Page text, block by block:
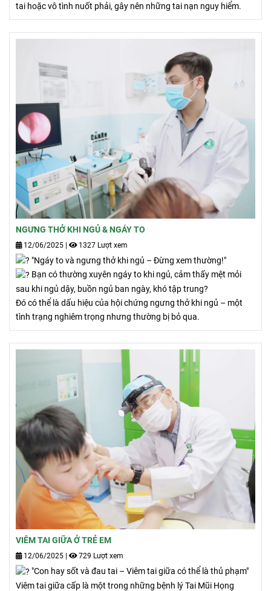
tai hoặc vô tình nuốt phải, gây nên những tai nạn nguy hiểm.
NGƯNG THỞ KHI NGỦ & NGÁY TO
12/06/2025 | 1327 Lượt xem
"Ngáy to và ngưng thở khi ngủ – Đừng xem thường!"
Bạn có thường xuyên ngáy to khi ngủ, cảm thấy mệt mỏi
sau khi ngủ dậy, buồn ngủ ban ngày, khó tập trung?
Đó có thể là dấu hiệu của hội chứng ngưng thở khi ngủ – một
tình trạng nghiêm trọng nhưng thường bị bỏ qua.
VIÊM TAI GIỮA Ở TRẺ EM
12/06/2025 729 Lượt xem
"Con hay sốt và đau tai – Viêm tai giữa có thể là thủ phạm"
Viêm tai giữa cấp là một trong những bệnh lý Tai Mũi Họng